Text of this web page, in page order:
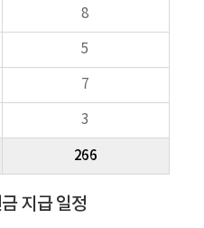
8
5
7
3
266
지급 일정